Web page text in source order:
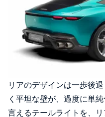
リアのデザインは一歩後
く平坦な壁が、過度に単
言えるテールライトを、